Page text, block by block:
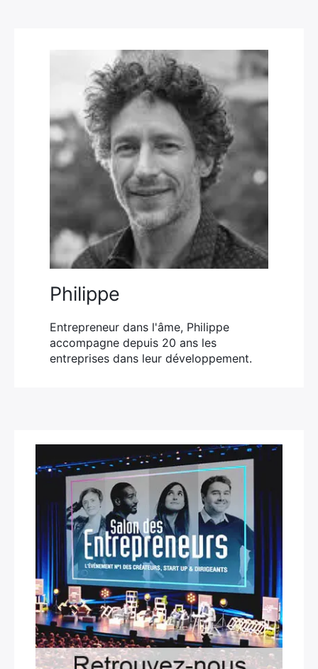
Philippe
Entrepreneur dans l'âme, Philippe
accompagne depuis 20 ans les
entreprises dans leur développement.
Rechercher
: